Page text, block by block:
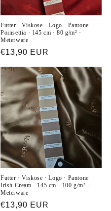
Futter · Viskose · Logo · Pantone
Poinsettia · 145 cm · 80 g/m² ·
Meterware
Normaler
€13,90 EUR
Futter · Viskose · Logo · Pantone
Irish Cream · 145 cm · 100 g/m² ·
Meterware
Normaler
€13,90 EUR